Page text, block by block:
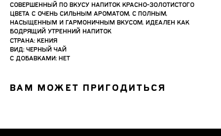
совершенный по вкусу напиток красно-золотистого
цвета с очень сильным ароматом, с полным,
насыщенным и гармоничным вкусом, идеален как
бодрящий утренний напиток
Страна: Кения
Вид: Черный чай
С добавками: Нет
Вам может пригодиться